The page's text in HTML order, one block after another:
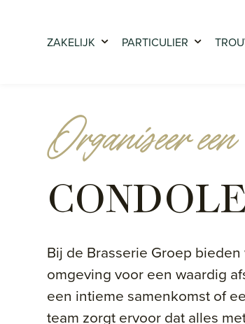
ZAKELIJK PARTICULIER
Organiseer een
Bij de Brasserie Groep
omgeving voor een waardig
een intieme samenkomst of
team zorgt ervoor dat alles